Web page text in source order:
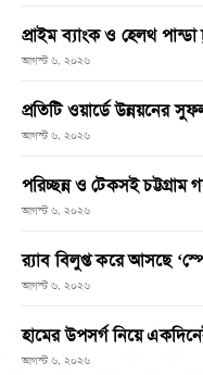
প্রাইম ব্যাংক ও হেলথ পান্ডা
আগস্ট ৬, ২০২৬
প্রতিটি ওয়ার্ডে উন্নয়নের
আগস্ট ৬, ২০২৬
পরিচ্ছন্ন ও টেকসই
আগস্ট ৬, ২০২৬
র‌্যাব বিলুপ্ত করে আসছে
আগস্ট ৬, ২০২৬
হামের উপসর্গ নিয়ে
আগস্ট ৬, ২০২৬